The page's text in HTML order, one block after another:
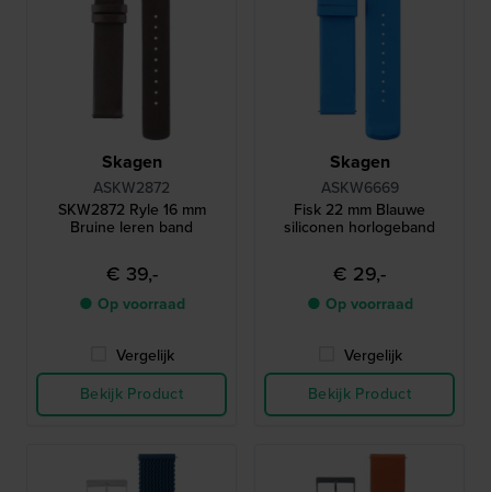
Skagen
ASKW2872
SKW2872 Ryle 16 mm
Bruine leren band
€ 39,-
● Op voorraad
Vergelijk
Bekijk Product
Skagen
ASKW6669
Fisk 22 mm Blauwe
siliconen horlogeband
€ 29,-
● Op voorraad
Vergelijk
Bekijk Product